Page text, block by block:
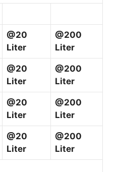
@20
Liter
@200
Liter
@20
Liter
@200
Liter
@20
Liter
@200
Liter
@20
Liter
@200
Liter